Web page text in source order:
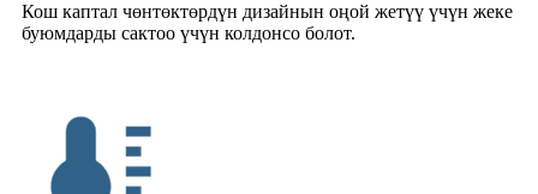
Кош каптал чөнтөктөрдүн дизайнын оңой жетүү үчүн жеке
буюмдарды сактоо үчүн колдонсо болот.